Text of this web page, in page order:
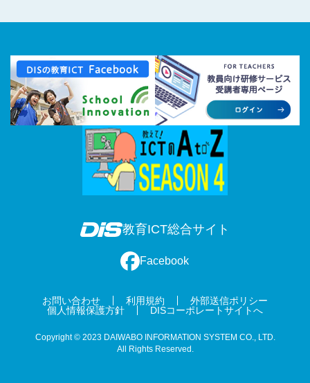
教育ICT総合サイト
Facebook
お問い合わせ 利用規約
外部送信ポリシー
個人情報保護方針
DISコーポレートサイトへ
Copyright © 2023 DAIWABO INFORMATION SYSTEM CO., LTD.
All Rights Reserved.